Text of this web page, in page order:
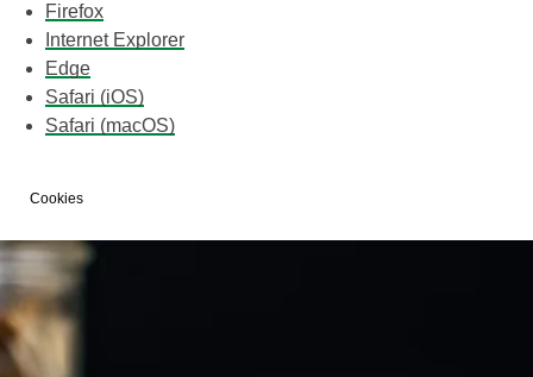
Firefox
Internet Explorer
Edge
Safari (iOS)
Safari (macOS)
Cookies